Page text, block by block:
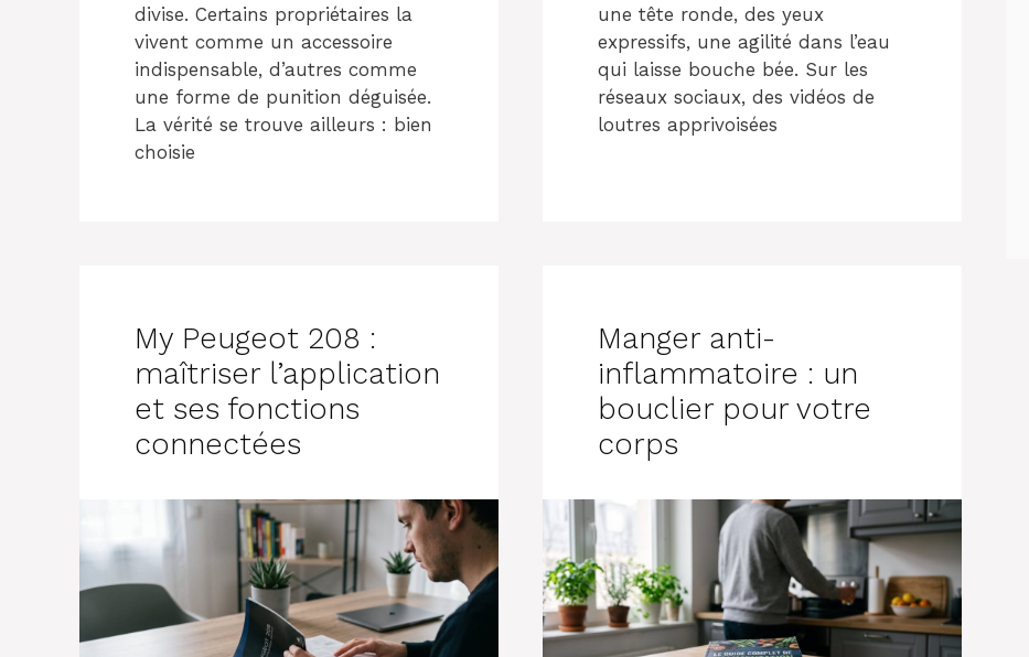
divise. Certains propriétaires la
vivent comme un accessoire
indispensable, d’autres comme
une forme de punition déguisée.
La vérité se trouve ailleurs : bien
choisie
une tête ronde, des yeux
expressifs, une agilité dans l’eau
qui laisse bouche bée. Sur les
réseaux sociaux, des vidéos de
loutres apprivoisées
My Peugeot 208 :
maîtriser l’application
et ses fonctions
connectées
Manger anti-
inflammatoire : un
bouclier pour votre
corps